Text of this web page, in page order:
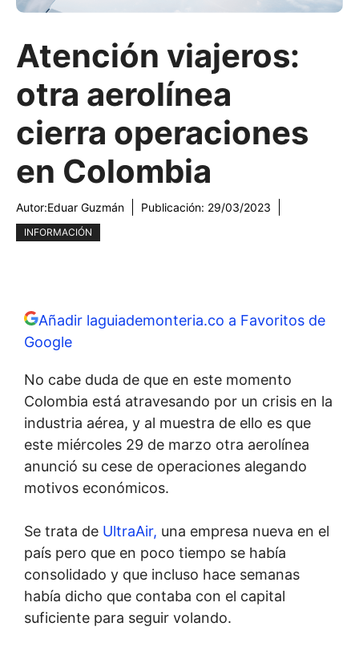
Atención viajeros:
otra aerolínea
cierra operaciones
en Colombia
Autor:Eduar Guzmán Publicación: 29/03/2023
INFORMACIÓN
Añadir laguiademonteria.co a Favoritos de
Google
No cabe duda de que en este momento
Colombia está atravesando por un crisis en la
industria aérea, y al muestra de ello es que
este miércoles 29 de marzo otra aerolínea
anunció su cese de operaciones alegando
motivos económicos.
Se trata de UltraAir, una empresa nueva en el
país pero que en poco tiempo se había
consolidado y que incluso hace semanas
había dicho que contaba con el capital
suficiente para seguir volando.